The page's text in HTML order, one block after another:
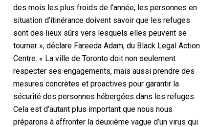
des mois les plus froids de l’année, les personnes en
situation d’itinérance doivent savoir que les refuges
sont des lieux sûrs vers lesquels elles peuvent se
tourner », déclare Fareeda Adam, du Black Legal Action
Centre. « La ville de Toronto doit non seulement
respecter ses engagements, mais aussi prendre des
mesures concrètes et proactives pour garantir la
sécurité des personnes hébergées dans les refuges.
Cela est d’autant plus important que nous nous
préparons à affronter la deuxième vague d’un virus qui